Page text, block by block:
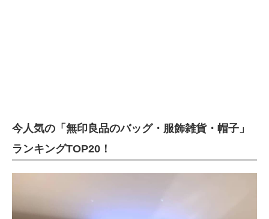
今人気の「無印良品のバッグ・服飾雑貨・帽子」
ランキングTOP20！